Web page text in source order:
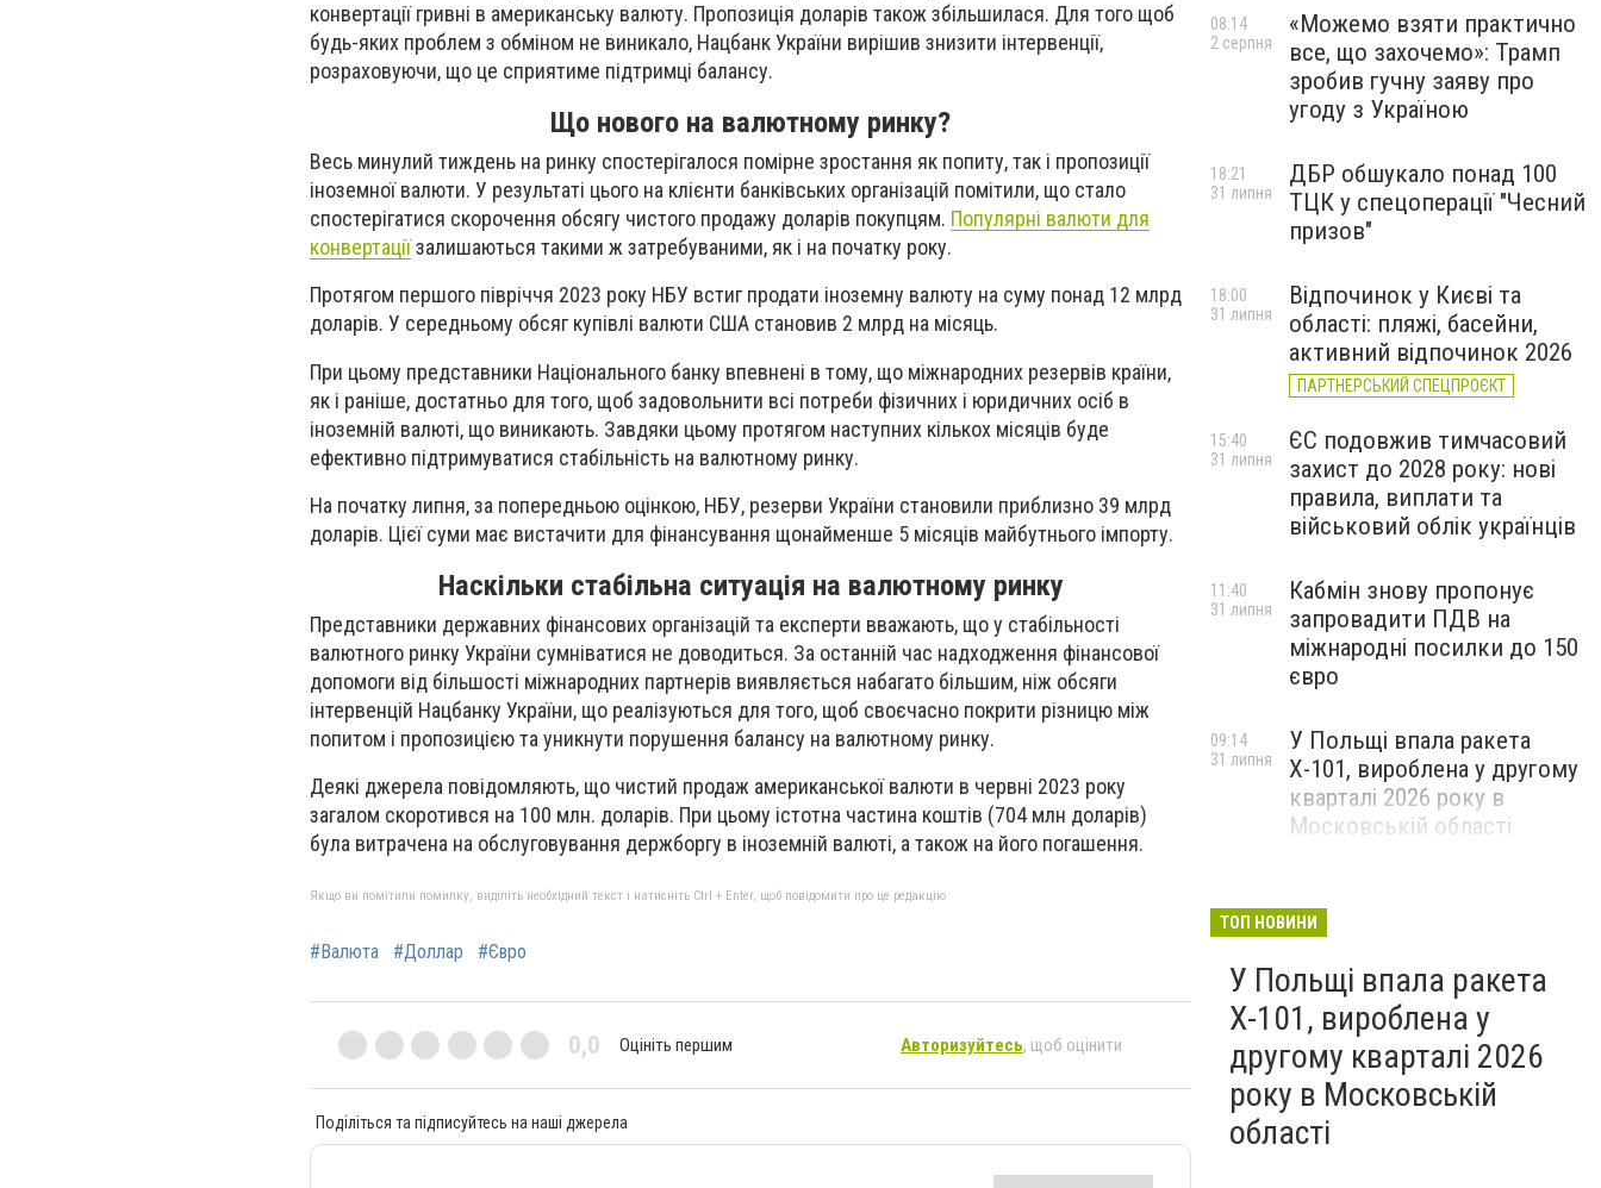
конвертації гривні в американську валюту. Пропозиція доларів також збільшилася. Для того щоб
будь-яких проблем з обміном не виникало, Нацбанк України вирішив знизити інтервенції,
розраховуючи, що це сприятиме підтримці балансу.
Що нового на валютному ринку?
Весь минулий тиждень на ринку спостерігалося помірне зростання як попиту, так і пропозиції
іноземної валюти. У результаті цього на клієнти банківських організацій помітили, що стало
спостерігатися скорочення обсягу чистого продажу доларів покупцям. Популярні валюти для
конвертаціїзалишаються такими ж затребуваними, як і на початку року.
Протягом першого півріччя 2023 року НБУ встиг продати іноземну валюту на суму понад 12 млрд
доларів. У середньому обсяг купівлі валюти США становив 2 млрд на місяць.
При цьому представники Національного банку впевнені в тому, що міжнародних резервів країни,
як і раніше, достатньо для того, щоб задовольнити всі потреби фізичних і юридичних осіб в
іноземній валюті, що виникають. Завдяки цьому протягом наступних кількох місяців буде
ефективно підтримуватися стабільність на валютному ринку.
На початку липня, за попередньою оцінкою, НБУ, резерви України становили приблизно 39 млрд
доларів. Цієї суми має вистачити для фінансування щонайменше 5 місяців майбутнього імпорту.
Наскільки стабільна ситуація на валютному ринку
Представники державних фінансових організацій та експерти вважають, що у стабільності
валютного ринку України сумніватися не доводиться. За останній час надходження фінансової
допомоги від більшості міжнародних партнерів виявляється набагато більшим, ніж обсяги
інтервенцій Нацбанку України, що реалізуються для того, щоб своєчасно покрити різницю між
попитом і пропозицією та уникнути порушення балансу на валютному ринку.
Деякі джерела повідомляють, що чистий продаж американської валюти в червні 2023 року
загалом скоротився на 100 млн. доларів. При цьому істотна частина коштів (704 млн доларів)
була витрачена на обслуговування держборгу в іноземній валюті, а також на його погашення.
Якщо ви помітили помилку, виділіть необхідний текст і натисніть Ctrl + Enter, щоб повідомити про це редакцію
#Валюта #Доллар #Євро
0,0 Оцініть першим Авторизуйтесь, щоб оцінити
Поділіться та підписуйтесь на наші джерела
«Можемо взяти практично
все, що захочемо»: Трамп
зробив гучну заяву про
угоду з Україною
08:14
2 серпня
ДБР обшукало понад 100
ТЦК у спецоперації "Чесний
призов"
18:21
31 липня
Відпочинок у Києві та
області: пляжі, басейни,
активний відпочинок 2026
ПАРТНЕРСЬКИЙ СПЕЦПРОЄКТ
18:00
31 липня
ЄС подовжив тимчасовий
захист до 2028 року: нові
правила, виплати та
військовий облік українців
15:40
31 липня
Кабмін знову пропонує
запровадити ПДВ на
міжнародні посилки до 150
євро
11:40
31 липня
У Польщі впала ракета
Х-101, вироблена у другому
кварталі 2026 року в
Московській області
09:14
31 липня
ТОП НОВИНИ
У Польщі впала ракета
Х-101, вироблена у
другому кварталі 2026
року в Московській
області